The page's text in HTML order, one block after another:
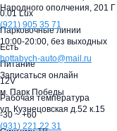
0.01 Lux
Парковочные линии
Есть
Питание
12V
Рабочая температура
-30 ~ +60
Народного ополчения, 201 Г
(921) 905 35 71
10:00-20:00, без выходных
hottabych-auto@mail.ru
Записаться онлайн
м. Парк Победы
ул. Кузнецовская д.52 к.15
(931) 221 22 31